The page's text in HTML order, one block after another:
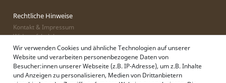
Rechtliche Hinweise
Kontakt & Impressum
Widerrufsbelehrung
Zahlung & Lieferung
Datenschutz
AGB
Wir verwenden Cookies und ähnliche Technologien auf unserer
Website und verarbeiten personenbezogene Daten von
Besucher:innen unserer Webseite (z.B. IP-Adresse), um z.B. Inhalte
und Anzeigen zu personalisieren, Medien von Drittanbietern